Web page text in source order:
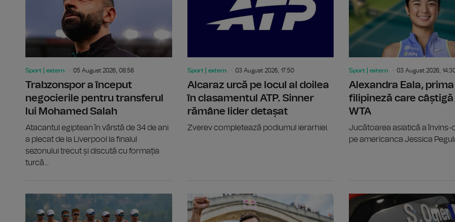
Sport | extern 05 August 2026, 08:56
Trabzonspor a început
negocierile pentru transferul
lui Mohamed Salah
Atacantul egiptean în vârstă de 34 de ani
a plecat de la Liverpool la finalul
sezonului trecut și discută cu formația
turcă...
Sport | extern 03 August 2026, 17:50
Alcaraz urcă pe locul al doilea
în clasamentul ATP. Sinner
rămâne lider detașat
Zverev completează podiumul ierarhiei.
Sport | extern 03 August 2026,
Alexandra Eala, prima
filipineză care
WTA
Jucătoarea asiatică a învins-
pe americanca Jessica